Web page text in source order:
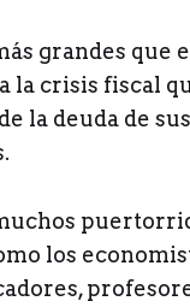
grandes que
la crisis fiscal
la deuda de
los